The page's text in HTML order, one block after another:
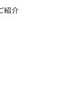
紹介